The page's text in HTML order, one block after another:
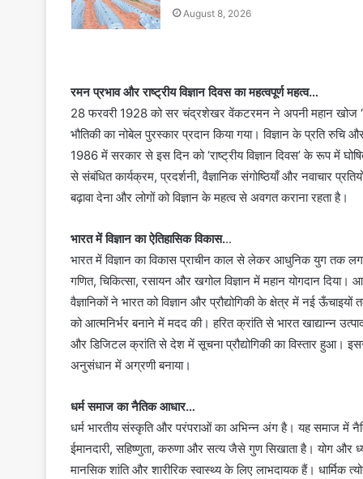
August 8, 2026
रमन प्रभाव और राष्ट्रीय विज्ञान दिवस का महत्वपूर्ण महत्व…
28 फरवरी 1928 को सर चंद्रशेखर वेंकटरमन ने अपनी महान खोज
भौतिकी का नोबेल पुरस्कार प्रदान किया गया। विज्ञान के प्रति रुचि
1986 में सरकार से इस दिन को ‘राष्ट्रीय विज्ञान दिवस’ के रूप में
से संबंधित कार्यक्रम, प्रदर्शनी, वैज्ञानिक संगोष्ठियाँ और नवाचार
बढ़ावा देना और लोगों को विज्ञान के महत्व से अवगत कराना रहता है।
भारत में विज्ञान का ऐतिहासिक विकास...
भारत में विज्ञान का विकास प्राचीन काल से लेकर आधुनिक युग तक
गणित, चिकित्सा, रसायन और खगोल विज्ञान में महान योगदान
वैज्ञानिकों ने भारत को विज्ञान और प्रौद्योगिकी के क्षेत्र में नई
को आत्मनिर्भर बनाने में मदद की। हरित क्रांति से भारत खाद्यान्न
और डिजिटल क्रांति से देश में सूचना प्रौद्योगिकी का विस्तार हुआ।
अनुसंधान में अग्रणी बनाया।
धर्म समाज का नैतिक आधार…
धर्म भारतीय संस्कृति और परंपराओं का अभिन्न अंग है। यह समाज में
ईमानदारी, सहिष्णुता, करुणा और सत्य जैसे गुण सिखाता है। योग और
मानसिक शांति और शारीरिक स्वास्थ्य के लिए लाभदायक हैं। धार्मिक